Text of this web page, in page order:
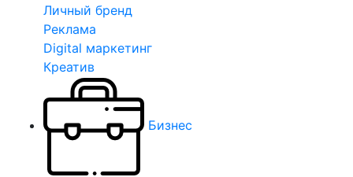
Личный бренд
Реклама
Digital маркетинг
Креатив
Бизнес